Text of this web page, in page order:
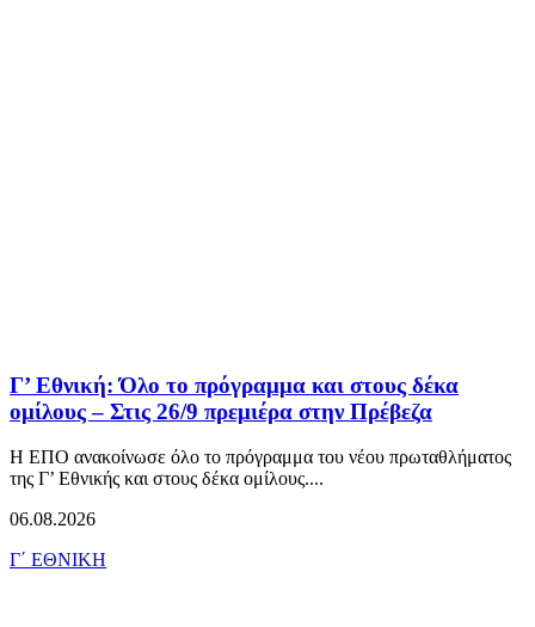
Γ’ Εθνική: Όλο το πρόγραμμα και στους δέκα
ομίλους – Στις 26/9 πρεμιέρα στην Πρέβεζα
Η ΕΠΟ ανακοίνωσε όλο το πρόγραμμα του νέου πρωταθλήματος
της Γ’ Εθνικής και στους δέκα ομίλους....
06.08.2026
Γ΄ ΕΘΝΙΚΗ